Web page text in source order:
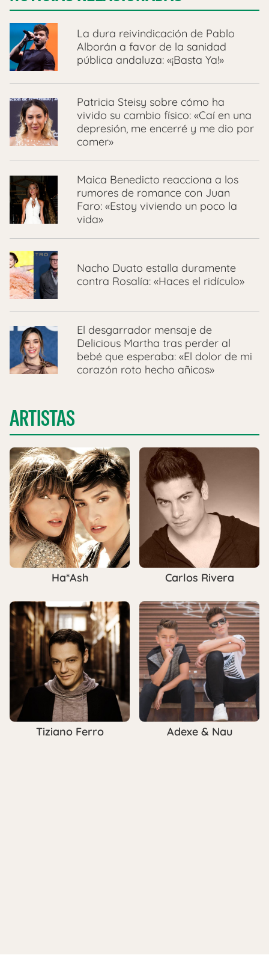
La dura reivindicación de Pablo
Alborán a favor de la sanidad
pública andaluza: «¡Basta Ya!»
Patricia Steisy sobre cómo ha
vivido su cambio físico: «Caí en una
depresión, me encerré y me dio por
comer»
Maica Benedicto reacciona a los
rumores de romance con Juan
Faro: «Estoy viviendo un poco la
vida»
Nacho Duato estalla duramente
contra Rosalía: «Haces el ridículo»
El desgarrador mensaje de
Delicious Martha tras perder al
bebé que esperaba: «El dolor de mi
corazón roto hecho añicos»
ARTISTAS
Ha*Ash Carlos Rivera
Tiziano Ferro Adexe & Nau